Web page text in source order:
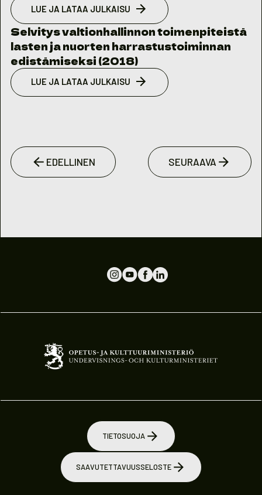
LUE JA LATAA JULKAISU
Selvitys valtionhallinnon toimenpiteistä
lasten ja nuorten harrastustoiminnan
edistämiseksi (2018)
LUE JA LATAA JULKAISU
EDELLINEN SEURAAVA
TIETOSUOJA
SAAVUTETTAVUUSSELOSTE